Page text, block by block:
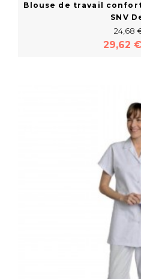
En
Blouse de travail
SNV
24,68
29,62